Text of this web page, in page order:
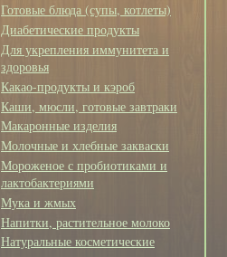
Готовые блюда (супы, котлеты)
Диабетические продукты
Для укрепления иммунитета и
здоровья
Какао-продукты и кэроб
Каши, мюсли, готовые завтраки
Макаронные изделия
Молочные и хлебные закваски
Мороженое с пробиотиками и
лактобактериями
Мука и жмых
Напитки, растительное молоко
Натуральные косметические